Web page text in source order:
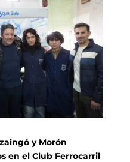
y Morón
en el Club Ferrocarril